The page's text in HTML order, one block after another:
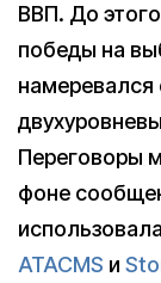
ВВП. До этого
победы на
намеревался
Переговоры
фоне
ATACMS и